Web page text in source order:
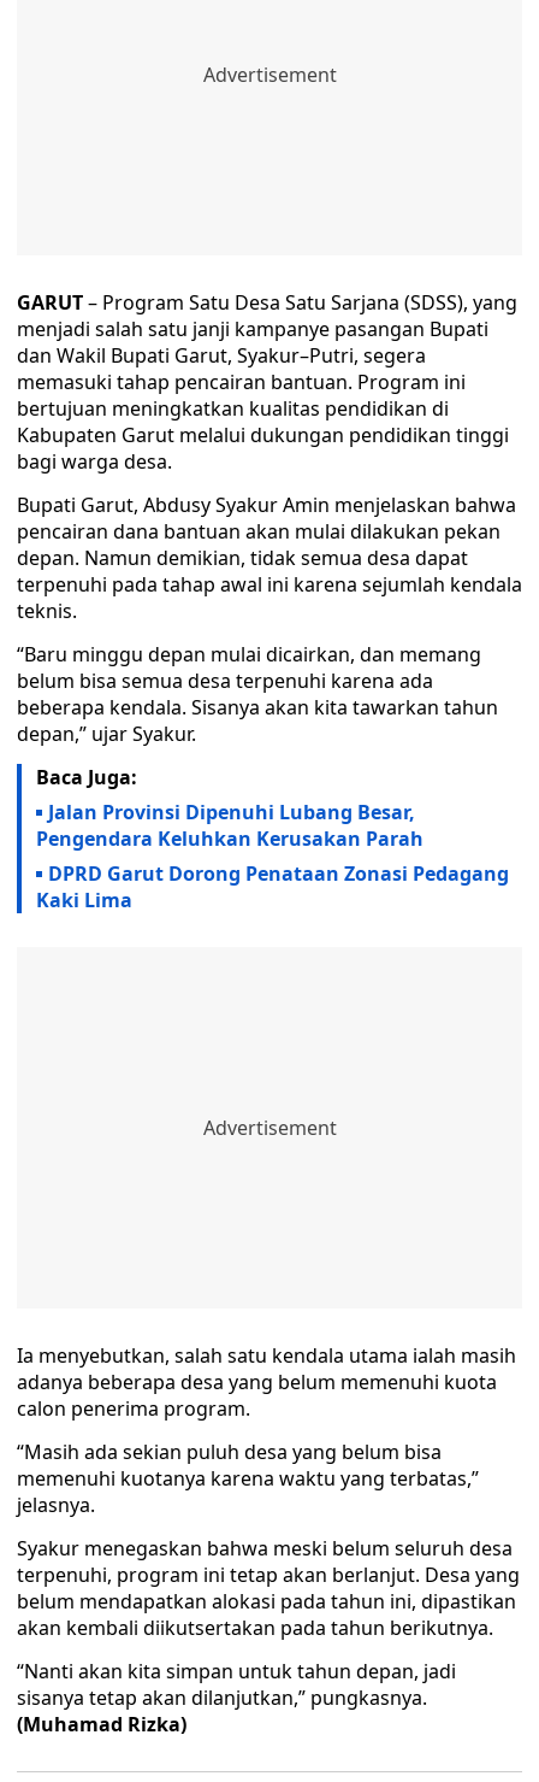
GARUT– Program Satu Desa Satu Sarjana (SDSS), yang
menjadi salah satu janji kampanye pasangan Bupati
dan Wakil Bupati Garut, Syakur–Putri, segera
memasuki tahap pencairan bantuan. Program ini
bertujuan meningkatkan kualitas pendidikan di
Kabupaten Garut melalui dukungan pendidikan tinggi
bagi warga desa.
Bupati Garut, Abdusy Syakur Amin menjelaskan bahwa
pencairan dana bantuan akan mulai dilakukan pekan
depan. Namun demikian, tidak semua desa dapat
terpenuhi pada tahap awal ini karena sejumlah kendala
teknis.
“Baru minggu depan mulai dicairkan, dan memang
belum bisa semua desa terpenuhi karena ada
beberapa kendala. Sisanya akan kita tawarkan tahun
depan,” ujar Syakur.
Baca Juga:
Jalan Provinsi Dipenuhi Lubang Besar,
Pengendara Keluhkan Kerusakan Parah
DPRD Garut Dorong Penataan Zonasi Pedagang
Kaki Lima
Ia menyebutkan, salah satu kendala utama ialah masih
adanya beberapa desa yang belum memenuhi kuota
calon penerima program.
“Masih ada sekian puluh desa yang belum bisa
memenuhi kuotanya karena waktu yang terbatas,”
jelasnya.
Syakur menegaskan bahwa meski belum seluruh desa
terpenuhi, program ini tetap akan berlanjut. Desa yang
belum mendapatkan alokasi pada tahun ini, dipastikan
akan kembali diikutsertakan pada tahun berikutnya.
“Nanti akan kita simpan untuk tahun depan, jadi
sisanya tetap akan dilanjutkan,” pungkasnya.
(Muhamad Rizka)